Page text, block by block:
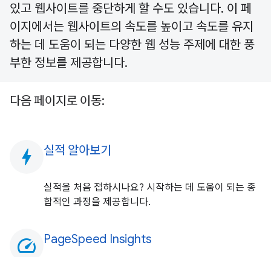
있고 웹사이트를 중단하게 할 수도 있습니다. 이 페
이지에서는 웹사이트의 속도를 높이고 속도를 유지
하는 데 도움이 되는 다양한 웹 성능 주제에 대한 풍
부한 정보를 제공합니다.
다음 페이지로 이동:
bolt 실적 알아보기
실적을 처음 접하시나요? 시작하는 데 도움이 되는 종
합적인 과정을 제공합니다.
speed PageSpeed Insights